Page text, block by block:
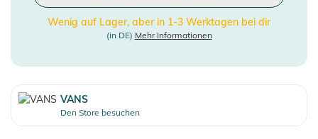
Wenig auf Lager, aber in 1-3 Werktagen bei dir
(in DE) Mehr Informationen
VANS
Den Store besuchen